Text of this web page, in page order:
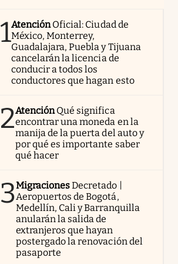
1AtenciónOficial: Ciudad de
México, Monterrey,
Guadalajara, Puebla y Tijuana
cancelarán la licencia de
conducir a todos los
conductores que hagan esto
2AtenciónQué significa
encontrar una moneda en la
manija de la puerta del auto y
por qué es importante saber
qué hacer
3MigracionesDecretado |
Aeropuertos de Bogotá,
Medellín, Cali y Barranquilla
anularán la salida de
extranjeros que hayan
postergado la renovación del
pasaporte